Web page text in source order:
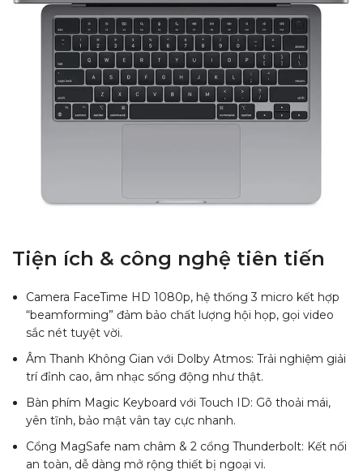
Tiện ích & công nghệ tiên tiến
Camera FaceTime HD 1080p, hệ thống 3 micro kết hợp
“beamforming” đảm bảo chất lượng hội họp, gọi video
sắc nét tuyệt vời.
Âm Thanh Không Gian với Dolby Atmos: Trải nghiệm giải
trí đỉnh cao, âm nhạc sống động như thật.
Bàn phím Magic Keyboard với Touch ID: Gõ thoải mái,
yên tĩnh, bảo mật vân tay cực nhanh.
Cổng MagSafe nam châm & 2 cổng Thunderbolt: Kết nối
an toàn, dễ dàng mở rộng thiết bị ngoại vi.